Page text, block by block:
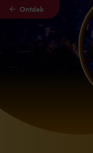
Naar hoofdcontent
Ontdek